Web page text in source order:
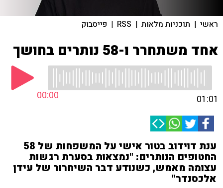
ראשי | תוכניות מלאות |
RSS
| פייסבוק
אחד משתחרר ו-58 נותרים בחושך
00:00 01:01
ענת דוידוב בטור אישי על המשפחות של 58
החטופים הנותרים: "נמצאות בסערת רגשות
עצומה מאמש, כשנודע דבר השיחרור של עידן
אלכסנדר"